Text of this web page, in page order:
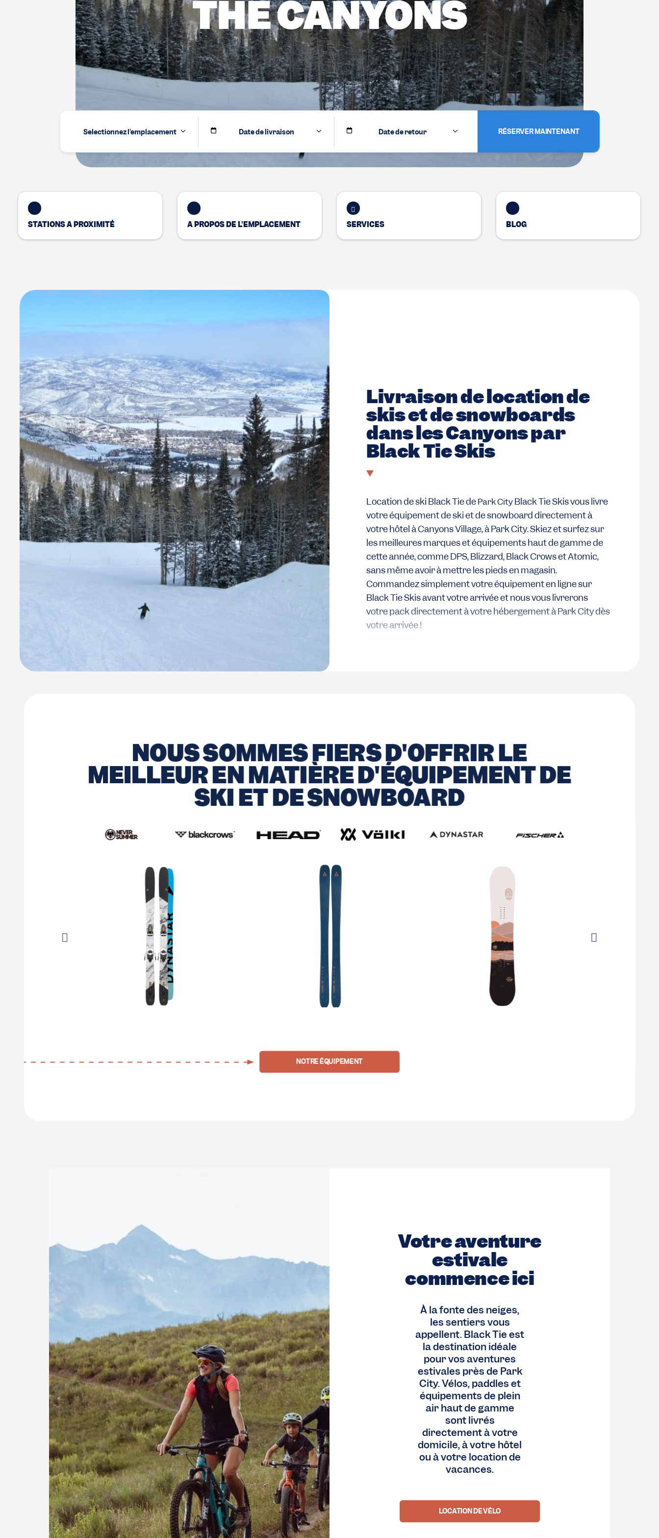
THE CANYONS
Sélectionnez l'emplacement Date de livraison Date de retour RÉSERVER MAINTENANT
STATIONS À PROXIMITÉ À PROPOS DE L'EMPLACEMENT SERVICES BLOG
Livraison de location de
skis et de snowboards
dans les Canyons par
Black Tie Skis
Location de ski Black Tie dePark CityBlack Tie Skis vous livre
votre équipement de ski et de snowboard directement à
votre hôtel à Canyons Village, à Park City. Skiez et surfez sur
les meilleures marques et équipements haut de gamme de
cette année, comme DPS, Blizzard, Black Crows et Atomic,
sans même avoir à mettre les pieds en magasin.
Commandez simplement votre équipement en ligne sur
Black Tie Skis avant votre arrivée et nous vous livrerons
votre pack directement à votre hébergement à Park City dès
votre arrivée !
NOUS SOMMES FIERS D'OFFRIR LE
MEILLEUR EN MATIÈRE D'ÉQUIPEMENT DE
SKI ET DE SNOWBOARD
NOTRE ÉQUIPEMENT
Votre aventure
estivale
commence ici
À la fonte des neiges,
les sentiers vous
appellent. Black Tie est
la destination idéale
pour vos aventures
estivales près de Park
City. Vélos, paddles et
équipements de plein
air haut de gamme
sont livrés
directement à votre
domicile, à votre hôtel
ou à votre location de
vacances.
LOCATION DE VÉLO